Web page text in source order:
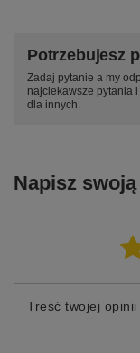
Potrzebujesz
Zadaj pytanie a my
najciekawsze pytania
dla innych.
Napisz
Treść twojej opinii